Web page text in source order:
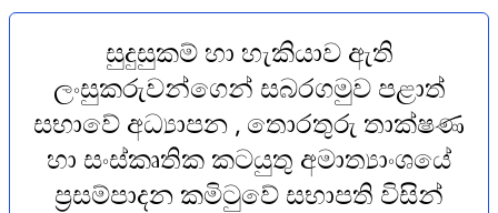
සුදුසුකම් හා හැකියාව ඇති
ලංසුකරුවන්ගෙන් සබරගමුව පළාත්
සභාවේ අධ්‍යාපන , තොරතුරු තාක්ෂණ
හා සංස්කෘතික කටයුතු අමාත්‍යාංශයේ
ප්‍රසම්පාදන කමිටුවේ සභාපති විසින්